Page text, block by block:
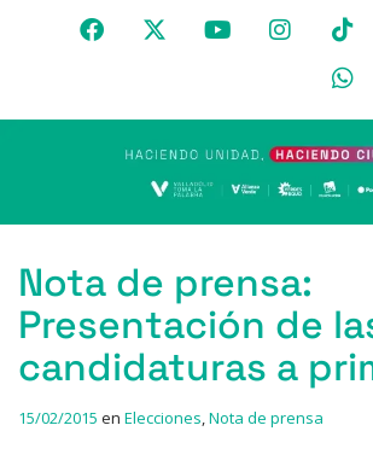
Nota de prensa:
Presentación de
candidaturas a
15/02/2015 en Elecciones,Nota de prensa